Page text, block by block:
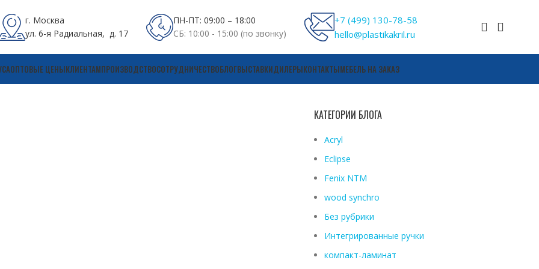
г. Москва
ул. 6-я Радиальная, д. 17
ПН-ПТ: 09:00 – 18:00
СБ: 10:00 - 15:00 (по звонку)
+7 (499) 130-78-58
hello@plastikakril.ru
ОПТОВЫЕ ЦЕНЫКЛИЕНТАМПРОИЗВОДСТВОСОТРУДНИЧЕСТВОБЛОГВЫСТАВКИДИЛЕРЫКОНТАКТЫМЕБЕЛЬ НА ЗАКАЗ
КАТЕГОРИИ БЛОГА
Acryl
Eclipse
Fenix ​​NTM
wood synchro
Без рубрики
Интегрированные ручки
компакт-ламинат